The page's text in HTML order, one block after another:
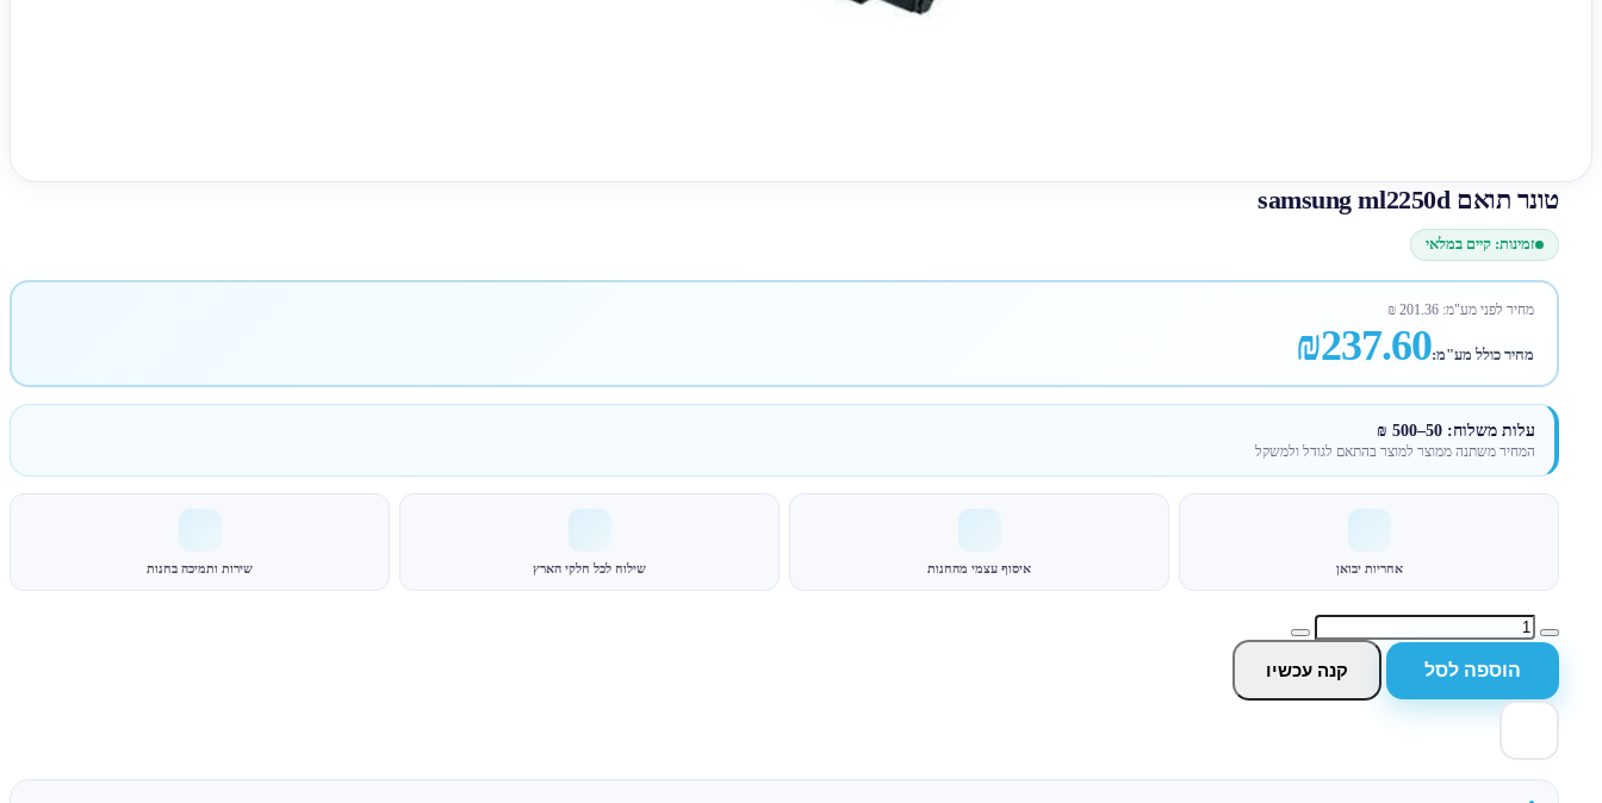
טונר תואם samsung ml2250d
זמינות: קיים במלאי
מחיר לפני מע"מ:201.36
₪
מחיר כולל מע"מ:₪237.60
עלות משלוח: 50–500 ₪
המחיר משתנה ממוצר למוצר בהתאם לגודל ולמשקל
אחריות יבואן איסוף עצמי מהחנות שילוח לכל חלקי הארץ שירות ותמיכה בחנות
הוספה לסל קנה עכשיו